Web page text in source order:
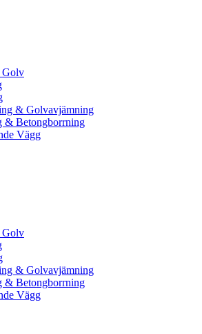
Golv
& Golvavjämning
& Betongborrning
Vägg
Golv
& Golvavjämning
& Betongborrning
Vägg